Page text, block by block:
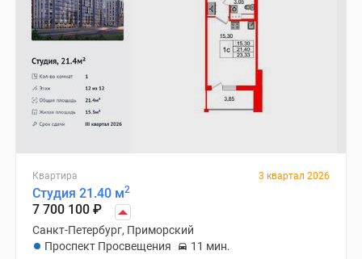
Квартира 3 квартал 2026
Студия 21.40 м2
7 700 100 ₽
Санкт-Петербург, Приморский
Проспект Просвещения
11 мин.